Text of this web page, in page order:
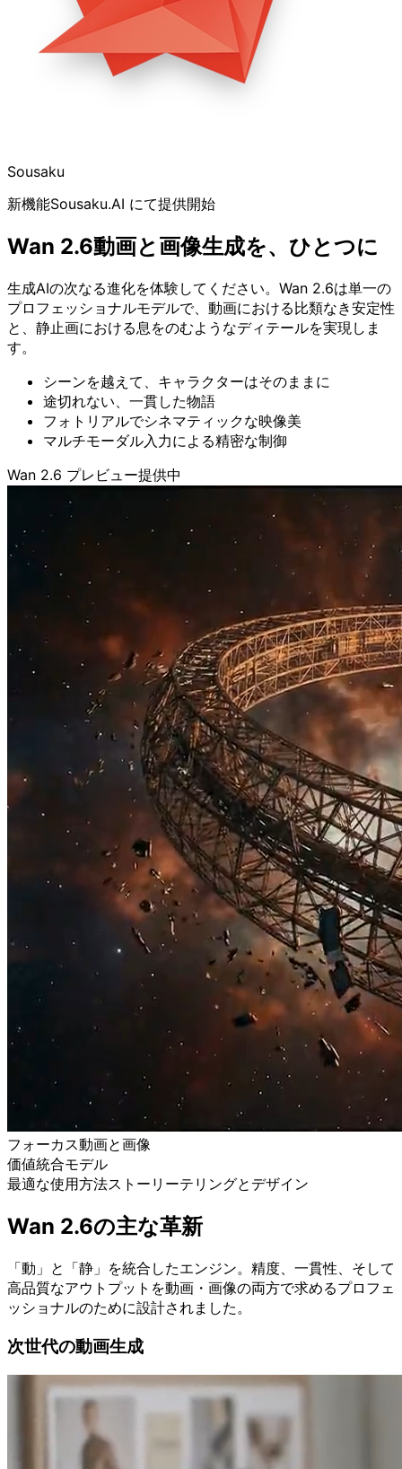
Sousaku
新機能Sousaku.AI にて提供開始
Wan 2.6動画と画像生成を、ひとつに
生成AIの次なる進化を体験してください。Wan 2.6は単一の
プロフェッショナルモデルで、動画における比類なき安定性
と、静止画における息をのむようなディテールを実現しま
す。
シーンを越えて、キャラクターはそのままに
途切れない、一貫した物語
フォトリアルでシネマティックな映像美
マルチモーダル入力による精密な制御
Wan 2.6 プレビュー提供中
フォーカス動画と画像
価値統合モデル
最適な使用方法ストーリーテリングとデザイン
Wan 2.6の主な革新
「動」と「静」を統合したエンジン。精度、一貫性、そして
高品質なアウトプットを動画・画像の両方で求めるプロフェ
ッショナルのために設計されました。
次世代の動画生成